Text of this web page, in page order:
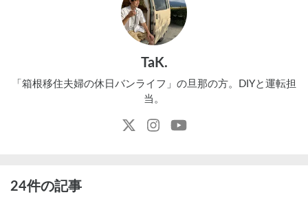
TaK.
「箱根移住夫婦の休日バンライフ」の旦那の方。DIYと運転担
当。
24件の記事